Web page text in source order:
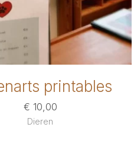
printables
€ 10,00
Dieren